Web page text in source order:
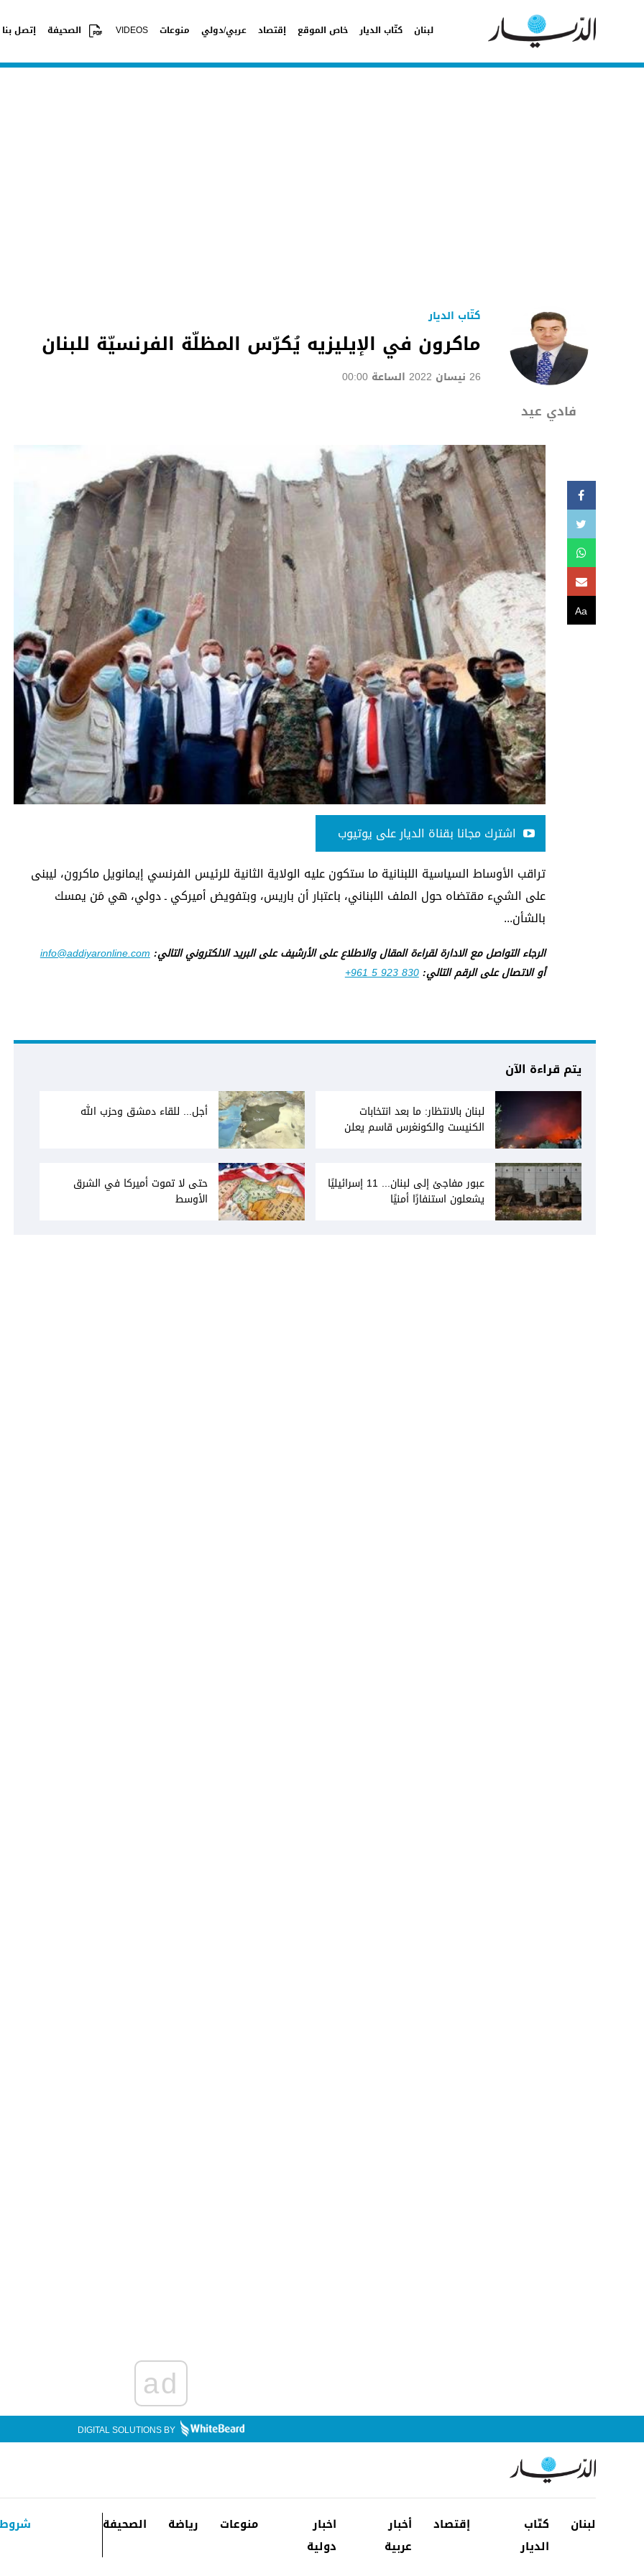
لبنان كتّاب الديار خاص الموقع إقتصاد عربي/دولي منوعات VIDEOS الصحيفة إتصل بنا
فادي عيد
كتّاب الديار
ماكرون في الإيليزيه يُكرّس المظلّة الفرنسيّة للبنان
26 نيسان 2022 الساعة 00:00
Aa
اشترك مجانا بقناة الديار على يوتيوب
تراقب الأوساط السياسية اللبنانية ما ستكون عليه الولاية الثانية للرئيس الفرنسي إيمانويل ماكرون، ليبنى
على الشيء مقتضاه حول الملف اللبناني، باعتبار أن باريس، وبتفويض أميركي ـ دولي، هي مَن يمسك
بالشأن...
الرجاء التواصل مع الادارة لقراءة المقال والاطلاع على الأرشيف على البريد الالكتروني التالي:info@addiyaronline.com
أو الاتصال على الرقم التالي:+961 5 923 830
يتم قراءة الآن
لبنان بالانتظار: ما بعد انتخابات
الكنيست والكونغرس قاسم يعلن
أجل... للقاء دمشق وحزب الله
عبور مفاجئ إلى لبنان... 11 إسرائيليًا
يشعلون استنفارًا أمنيًا
حتى لا تموت أميركا في الشرق
الأوسط
ad
DIGITAL SOLUTIONS BY
لبنان
كتّاب
الديار
إقتصاد
أخبار
عربية
اخبار
دولية
منوعات رياضة الصحيفة شروط